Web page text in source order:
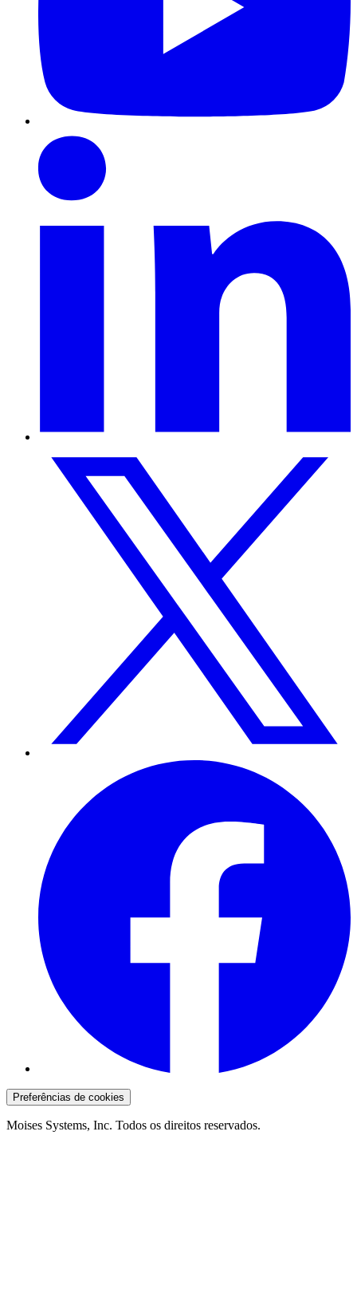
Preferências de cookies
Moises Systems, Inc. Todos os direitos reservados.